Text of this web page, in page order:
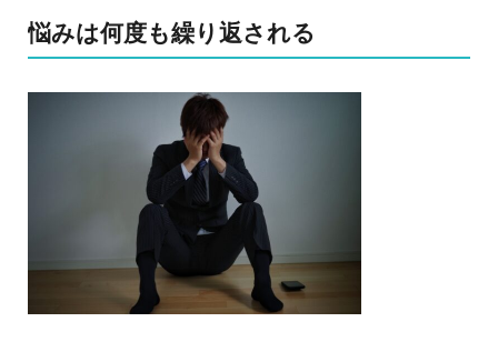
悩みは何度も繰り返される